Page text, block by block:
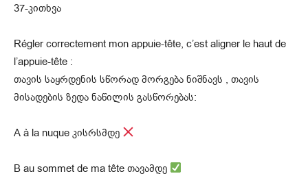
37-კითხვა
Régler correctement mon appuie-tête, c’est aligner le haut de
l’appuie-tête :
თავის საყრდენის სწორად მორგება ნიშნავს , თავის
მისადების ზედა ნაწილის გასწორებას:
A à la nuque კისრსმდე
B au sommet de ma tête თავამდე